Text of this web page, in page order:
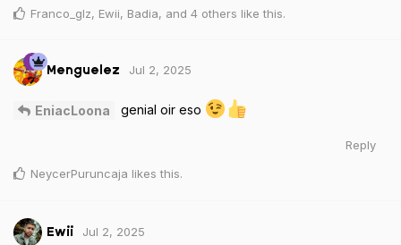
Franco_glz, Ewii, Badia, and 4 others like this.
Menguelez Jul 2, 2025
EniacLoona genial oir eso
Reply
NeycerPuruncaja likes this.
Ewii Jul 2, 2025